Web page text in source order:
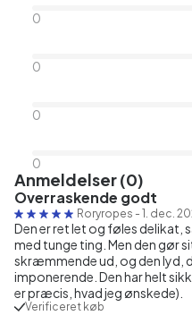
0
0
0
0
Anmeldelser (0)
Overraskende godt
Roryropes - 1. dec.
Den er ret let og føles delikat,
med tunge ting. Men den gør
skræmmende ud, og den lyd,
imponerende. Den har helt
er præcis, hvad jeg ønskede).
Verificeret køb